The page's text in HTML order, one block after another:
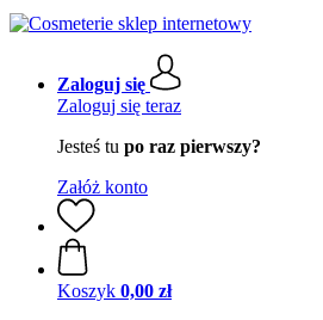
Zaloguj się
Zaloguj się teraz
Jesteś tu po raz pierwszy?
Załóż konto
Koszyk 0,00 zł